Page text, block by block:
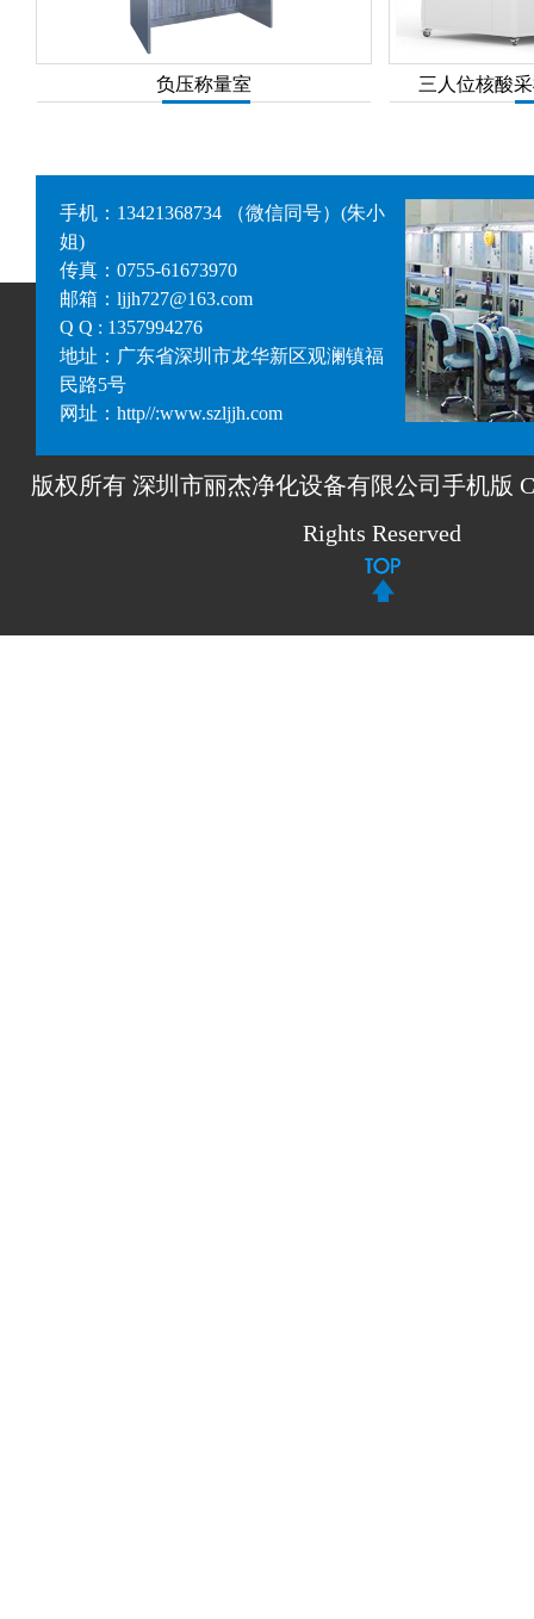
负压称量室 三人位核酸
手机：13421368734 （微信同号）(朱小
姐)
传真：0755-61673970
邮箱：ljjh727@163.com
Q Q : 1357994276
地址：广东省深圳市龙华新区观澜镇福
民路5号
网址：http//:www.szljjh.com
版权所有 深圳市丽杰净化设备有限公司手机版
Rights Reserved